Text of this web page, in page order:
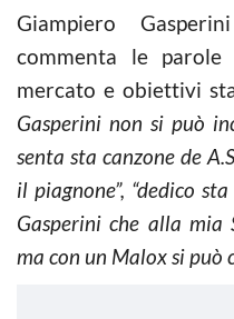
Giampiero
commenta le
mercato e obiettivi
Gasperini non si può
senta sta canzone de
il piagnone”, “dedico
Gasperini che alla mia
ma con un Malox si può